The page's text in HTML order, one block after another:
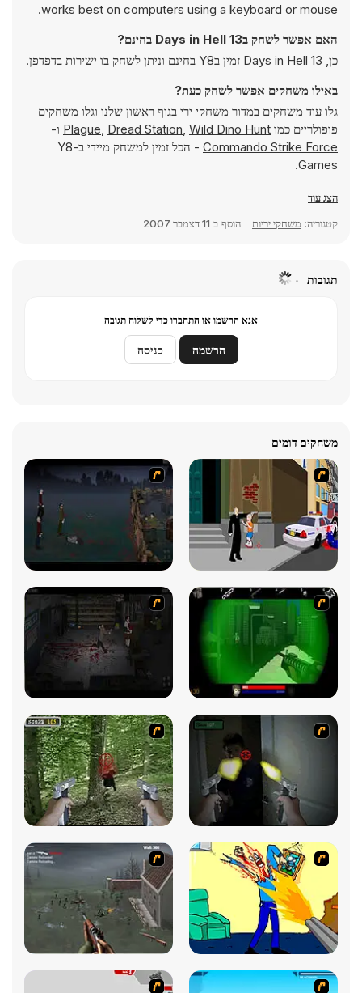
works best on computers using a keyboard or mouse.
האם אפשר לשחק ב13 Days in Hell בחינם?
כן, 13 Days in Hell זמין בY8 בחינם וניתן לשחק בו ישירות בדפדפן.
באילו משחקים אפשר לשחק כעת?
גלו עוד משחקים במדור משחקי ירי בגוף ראשון שלנו וגלו משחקים
פופולריים כמו
Plague, Dread Station, Wild Dino Hunt
ו-
Commando Strike Force
- הכל זמין למשחק מיידי ב-Y8
Games.
הצג עוד
קטגוריה: משחקי יריות הוסף ב 11 דצמבר 2007
תגובות
אנא הרשמו או התחברו כדי לשלוח תגובה
הרשמה כניסה
משחקים דומים